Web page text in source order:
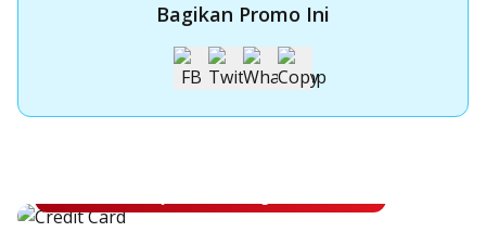
Bagikan Promo Ini
Apply Kartu Kredit OCBC